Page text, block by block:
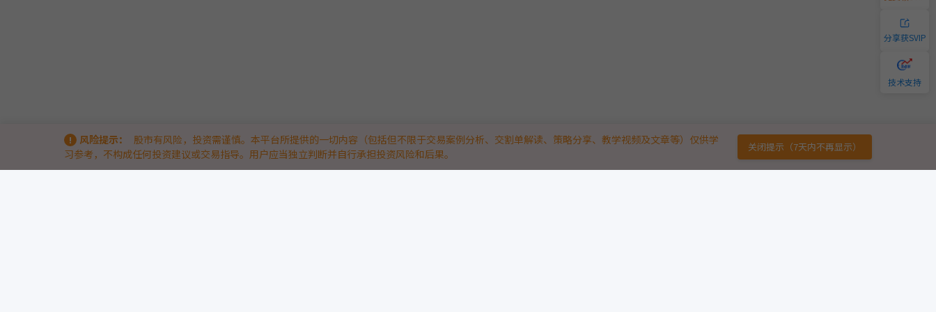
分享获SVIP
技术支持
风险提示：
股市有风险，投资需谨慎。本平台所提供的一切内容（包括但不限于交易案例分析、交割单解读、策略分享、教学视频及文章等）仅供学
习参考，不构成任何投资建议或交易指导。用户应当独立判断并自行承担投资风险和后果。
关闭提示（7天内不再显示）